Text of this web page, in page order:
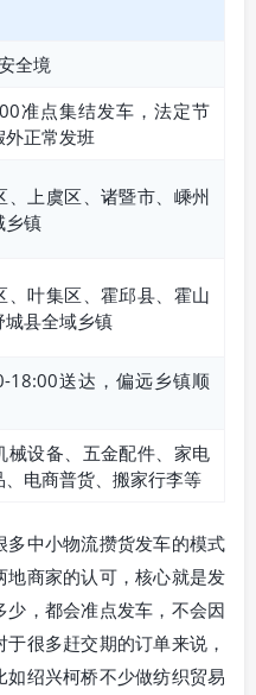
全境
准点集结发车，法定节
正常发班
、上虞区、诸暨市、嵊州
乡镇
、叶集区、霍邱县、霍山
县全域乡镇
18:00送达，偏远乡镇顺
械设备、五金配件、家电
电商普货、搬家行李等
多中小物流攒货发车的模式
商家的认可，核心就是发
，都会准点发车，不会因
很多赶交期的订单来说，
绍兴柯桥不少做纺织贸易